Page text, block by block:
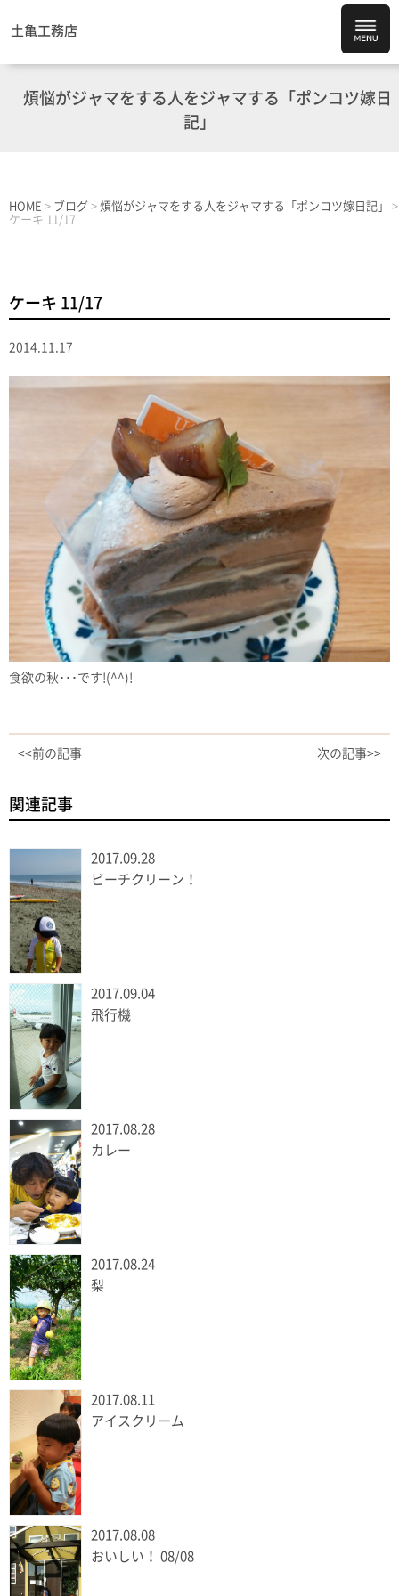
土亀工務店
煩悩がジャマをする人をジャマする「ポンコツ嫁日
記」
HOME > ブログ > 煩悩がジャマをする人をジャマする「ポンコツ嫁日記」
>
ケーキ 11/17
ケーキ 11/17
2014.11.17
食欲の秋･･･です!(^^)!
<<前の記事 次の記事>>
関連記事
2017.09.28
ビーチクリーン！
2017.09.04
飛行機
2017.08.28
カレー
2017.08.24
梨
2017.08.11
アイスクリーム
2017.08.08
おいしい！ 08/08